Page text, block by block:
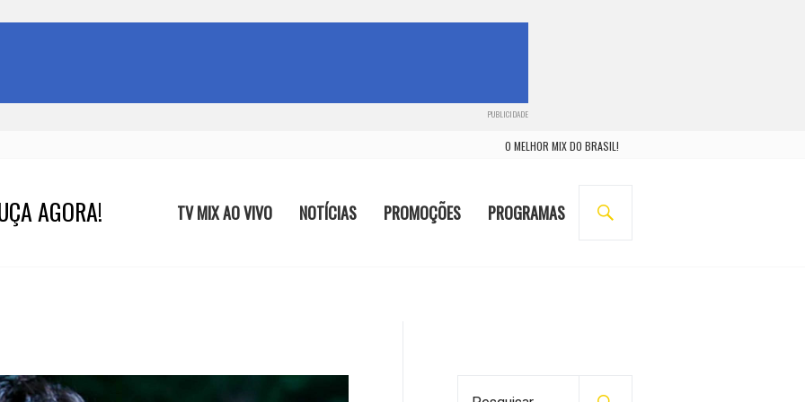
PUBLICIDADE
O MELHOR MIX DO BRASIL!
AGORA! TV MIX AO VIVO NOTÍCIAS PROMOÇÕES PROGRAMAS